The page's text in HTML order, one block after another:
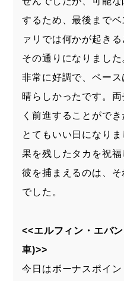
するため、最後まで
ァリでは何かが起き
その通りになりまし
非常に好調で、ペー
晴らしかったです。
く前進することがで
とてもいい日になり
果を残したタカを祝
彼を捕まえるのは、
でした。
<<エルフィン・エバ
車)>>
今日はボーナスポイ